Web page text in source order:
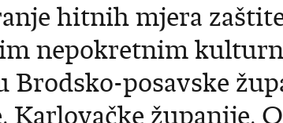
hitnih mjera
nepokretnim
Brodsko-posavske
Karlovačke županije,